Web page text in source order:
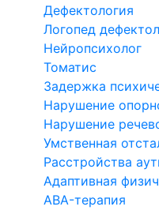
Дефектология
Логопед
Нейропсихолог
Томатис
Задержка
Нарушение
Нарушение
Умственная
Расстройства
Адаптивная
ABA-терапия